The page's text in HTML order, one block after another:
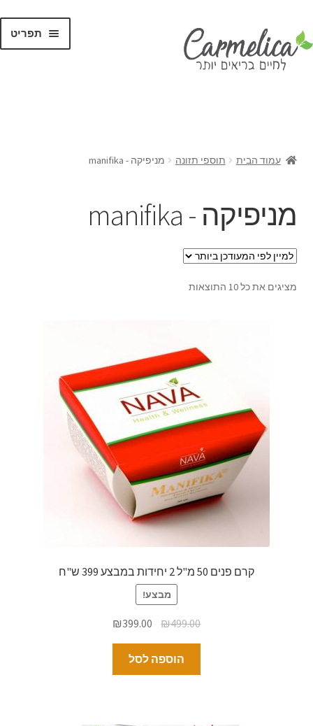
תפריט
עמוד הבית תוספי תזונה מניפיקה - manifika
מניפיקה - manifika
מציגים את כל ⁦10⁩ התוצאות
קרם פנים 50 מ"ל 2 יחידות במבצע 399 ש"ח
מבצע!
₪499.00
₪399.00
הוספה לסל